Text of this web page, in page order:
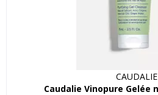
CAUDALIE
Caudalie Vinopure Gelée